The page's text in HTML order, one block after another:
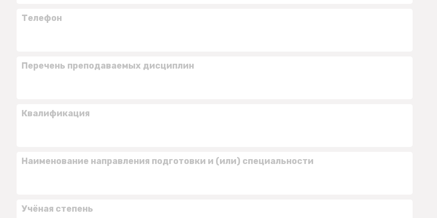
Телефон
Перечень преподаваемых дисциплин
Квалификация
Наименование направления подготовки и (или) специальности
Учёная степень